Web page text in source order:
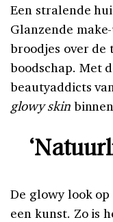
Een stralende
Glanzende
broodjes over de
boodschap. Met
beautyaddicts
glowy skin
De glowy look op
een kunst. Zo is